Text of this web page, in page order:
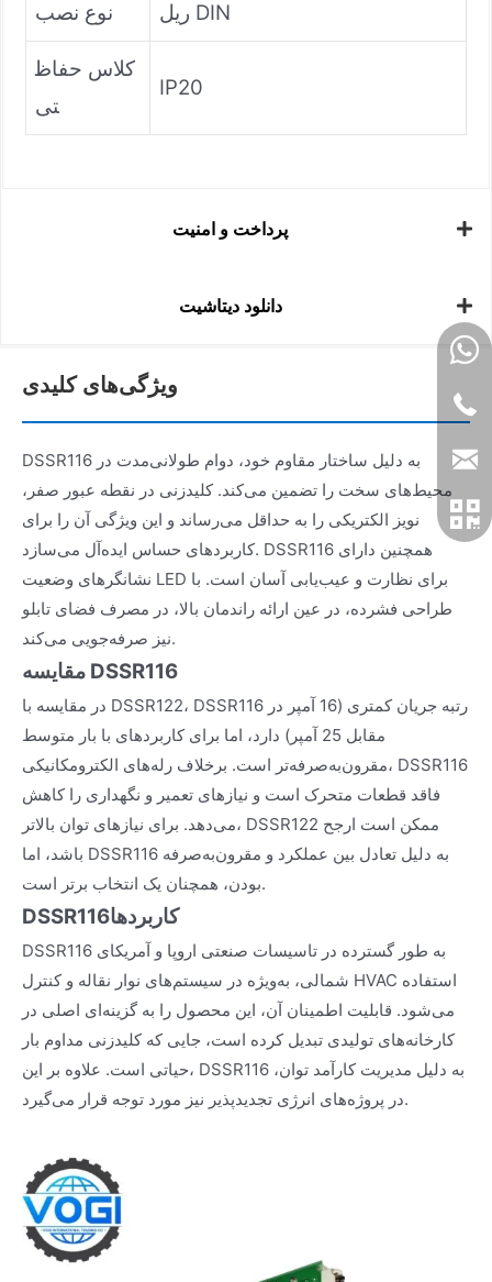
نوع نصب ریل DIN
کلاس حفاظ
تی
IP20
پرداخت و امنیت
دانلود دیتاشیت
ویژگی‌های کلیدی
DSSR116 به دلیل ساختار مقاوم خود، دوام طولانی‌مدت در
محیط‌های سخت را تضمین می‌کند. کلیدزنی در نقطه عبور صفر،
نویز الکتریکی را به حداقل می‌رساند و این ویژگی آن را برای
کاربردهای حساس ایده‌آل می‌سازد. DSSR116 همچنین دارای
نشانگرهای وضعیت LED برای نظارت و عیب‌یابی آسان است. با
طراحی فشرده، در عین ارائه راندمان بالا، در مصرف فضای تابلو
نیز صرفه‌جویی می‌کند.
مقایسه DSSR116
در مقایسه با DSSR122، DSSR116 رتبه جریان کمتری (16 آمپر در
مقابل 25 آمپر) دارد، اما برای کاربردهای با بار متوسط
مقرون‌به‌صرفه‌تر است. برخلاف رله‌های الکترومکانیکی، DSSR116
فاقد قطعات متحرک است و نیازهای تعمیر و نگهداری را کاهش
می‌دهد. برای نیازهای توان بالاتر، DSSR122 ممکن است ارجح
باشد، اما DSSR116 به دلیل تعادل بین عملکرد و مقرون‌به‌صرفه
بودن، همچنان یک انتخاب برتر است.
DSSR116کاربردها
DSSR116 به طور گسترده در تاسیسات صنعتی اروپا و آمریکای
شمالی، به‌ویژه در سیستم‌های نوار نقاله و کنترل HVAC استفاده
می‌شود. قابلیت اطمینان آن، این محصول را به گزینه‌ای اصلی در
کارخانه‌های تولیدی تبدیل کرده است، جایی که کلیدزنی مداوم بار
حیاتی است. علاوه بر این، DSSR116 به دلیل مدیریت کارآمد توان،
در پروژه‌های انرژی تجدیدپذیر نیز مورد توجه قرار می‌گیرد.